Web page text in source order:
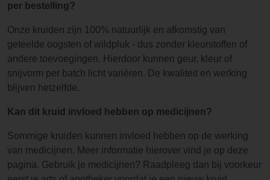
per bestelling?
Onze kruiden zijn 100% natuurlijk en afkomstig van
geteelde oogsten of wildpluk - dus zonder kleurstoffen of
andere toevoegingen. Hierdoor kunnen geur, kleur of
snijvorm per batch licht variëren. De kwaliteit en werking
blijven hetzelfde.
Kan dit kruid invloed hebben op medicijnen?
Sommige kruiden kunnen invloed hebben op de werking
van medicijnen. Meer informatie hierover vind je op deze
pagina. Gebruik je medicijnen? Raadpleeg dan bij voorkeur